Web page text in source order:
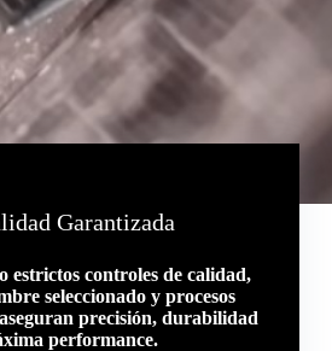
Garantizada
estrictos controles de calidad,
seleccionado y procesos
precisión, durabilidad
performance.